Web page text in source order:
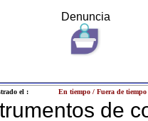
Denuncia
el : En tiempo / Fuera de tiempo
de